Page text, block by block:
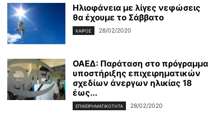
Ηλιοφάνεια με λίγες νεφώσεις
θα έχουμε το Σάββατο
ΚΑΙΡΌΣ 28/02/2020
ΟΑΕΔ: Παράταση στο πρόγραμμα
υποστήριξης επιχειρηματικών
σχεδίων άνεργων ηλικίας 18
έως...
ΕΠΙΧΕΙΡΗΜΑΤΙΚΌΤΗΤΑ 28/02/2020